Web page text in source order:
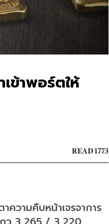
ข้าพอร์ตให้
READ 1773
วามคืบหน้าเจรจาการ